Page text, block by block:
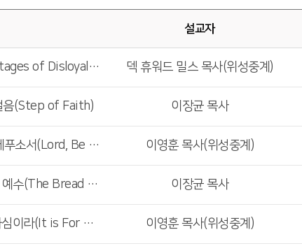
설교자
<주일4부예배>불충의 단계(Stages of Disloyalty) 덱 휴워드 밀스 목사(위성중계)
음(Step of Faith) 이장균 목사
<주일4부예배>주여, 은혜를 베푸소서(Lord, Be Gracious To Us) 이영훈 목사(위성중계)
<주일1,2,3부예배>생명의 떡, 예수(The Bread of Life, Jesus) 이장균 목사
<주일4부예배>평안을 주려 하심이라(It is For My Peace) 이영훈 목사(위성중계)